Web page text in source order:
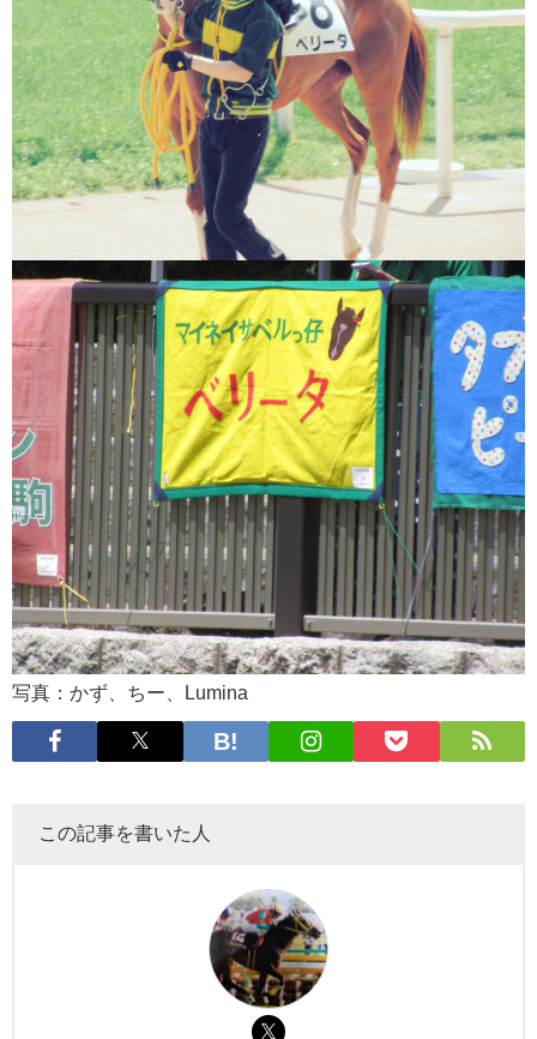
写真：かず、ちー、Lumina
この記事を書いた人